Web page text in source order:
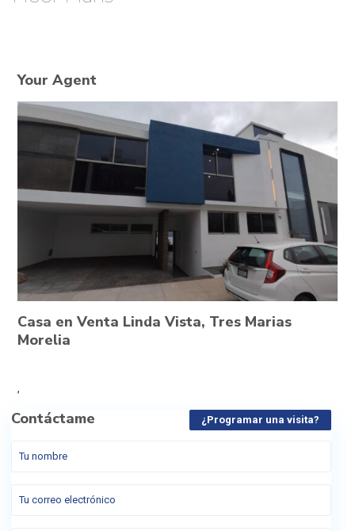
Your Agent
Casa en Venta Linda Vista, Tres Marias
Morelia
,
Contáctame ¿Programar una visita?